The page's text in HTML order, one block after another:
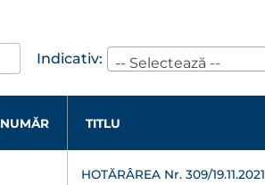
Indicativ: -- Selectează --
NUMĂR TITLU
HOTĂRÂREA Nr. 309/19.11.2021